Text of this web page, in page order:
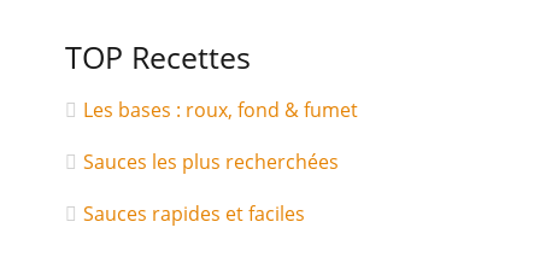
TOP Recettes
Les bases : roux, fond & fumet
Sauces les plus recherchées
Sauces rapides et faciles